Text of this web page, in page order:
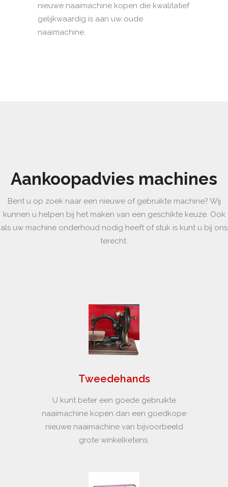
nieuwe naaimachine kopen die kwalitatief
gelijkwaardig is aan uw oude
naaimachine.
Aankoopadvies machines
Bent u op zoek naar een nieuwe of gebruikte machine? Wij
kunnen u helpen bij het maken van een geschikte keuze. Ook
als uw machine onderhoud nodig heeft of stuk is kunt u bij ons
terecht.
Tweedehands
U kunt beter een goede gebruikte
naaimachine kopen dan een goedkope
nieuwe naaimachine van bijvoorbeeld
grote winkelketens.